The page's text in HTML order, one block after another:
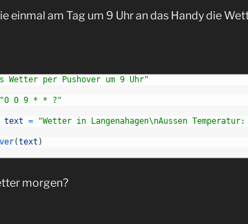
einmal am Tag um 9 Uhr an das Handy die
Wetter per Pushover um 9 Uhr"
"0 0 9 * * ?"
text = "Wetter in Langenahagen\nAussen
(text )
morgen?